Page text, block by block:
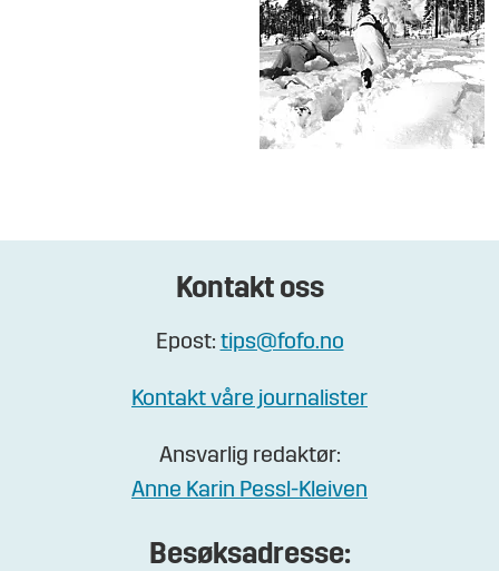
Kontakt oss
Epost: tips@fofo.no
Kontakt våre journalister
Ansvarlig redaktør:
Anne Karin Pessl-Kleiven
Besøksadresse: